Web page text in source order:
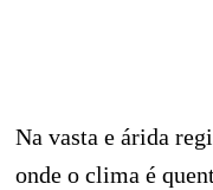
Na vasta e árida
onde o clima é